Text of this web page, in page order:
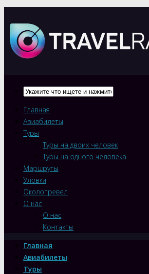
Главная
Авиабилеты
Туры
Туры на двоих человек
Туры на одного человека
Маршруты
Уловки
Околотревел
О нас
О нас
Контакты
Главная
Авиабилеты
Туры